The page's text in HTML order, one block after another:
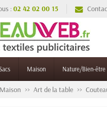
:02 42 02 00 15
Maison Nature/Bien-être
Maison Art de la table